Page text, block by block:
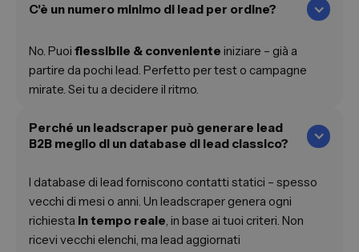
C'è un numero minimo di lead per ordine?
No. Puoi flessibile & conveniente iniziare – già a
partire da pochi lead. Perfetto per test o campagne
mirate. Sei tu a decidere il ritmo.
Perché un leadscraper può generare lead
B2B meglio di un database di lead classico?
I database di lead forniscono contatti statici – spesso
vecchi di mesi o anni. Un leadscraper genera ogni
richiesta in tempo reale, in base ai tuoi criteri. Non
ricevi vecchi elenchi, ma lead aggiornati